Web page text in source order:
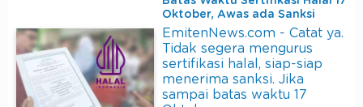
Oktober, Awas ada Sanksi
EmitenNews.com - Catat ya.
Tidak segera mengurus
sertifikasi halal, siap-siap
menerima sanksi. Jika
sampai batas waktu 17